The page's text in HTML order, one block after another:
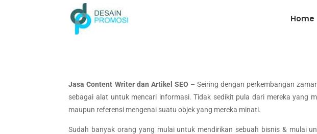
Home
Jasa Content Writer dan Artikel SEO – Seiring dengan perkembangan
sebagai alat untuk mencari informasi. Tidak sedikit pula dari mereka yang
maupun referensi mengenai suatu objek yang mereka minati.
Sudah banyak orang yang mulai untuk mendirikan sebuah bisnis & mulai